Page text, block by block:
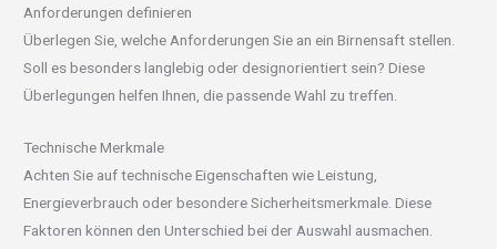
Anforderungen definieren
Überlegen Sie, welche Anforderungen Sie an ein Birnensaft stellen.
Soll es besonders langlebig oder designorientiert sein? Diese
Überlegungen helfen Ihnen, die passende Wahl zu treffen.
Technische Merkmale
Achten Sie auf technische Eigenschaften wie Leistung,
Energieverbrauch oder besondere Sicherheitsmerkmale. Diese
Faktoren können den Unterschied bei der Auswahl ausmachen.